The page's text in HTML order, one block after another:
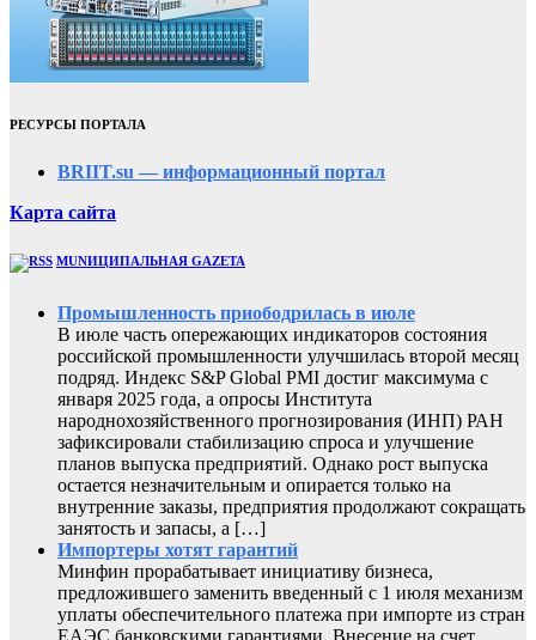
РЕСУРСЫ ПОРТАЛА
BRIIT.su — информационный портал
Карта сайта
MUNИЦИПАЛЬНАЯ GAZЕТА
Промышленность приободрилась в июле
В июле часть опережающих индикаторов состояния
российской промышленности улучшилась второй месяц
подряд. Индекс S&P Global PMI достиг максимума с
января 2025 года, а опросы Института
народнохозяйственного прогнозирования (ИНП) РАН
зафиксировали стабилизацию спроса и улучшение
планов выпуска предприятий. Однако рост выпуска
остается незначительным и опирается только на
внутренние заказы, предприятия продолжают сокращать
занятость и запасы, а […]
Импортеры хотят гарантий
Минфин прорабатывает инициативу бизнеса,
предложившего заменить введенный с 1 июля механизм
уплаты обеспечительного платежа при импорте из стран
ЕАЭС банковскими гарантиями. Внесение на счет